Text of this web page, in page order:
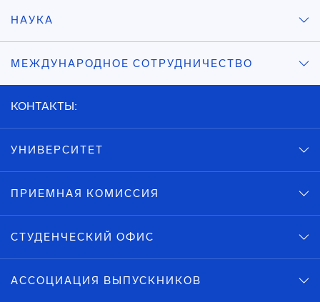
НАУКА
МЕЖДУНАРОДНОЕ СОТРУДНИЧЕСТВО
КОНТАКТЫ:
УНИВЕРСИТЕТ
ПРИЕМНАЯ КОМИССИЯ
СТУДЕНЧЕСКИЙ ОФИС
АССОЦИАЦИЯ ВЫПУСКНИКОВ